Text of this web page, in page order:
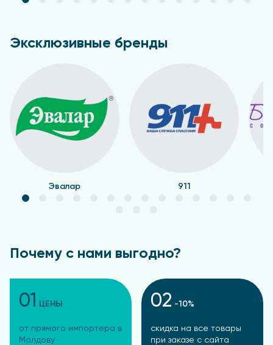
При необходимости курс приема можно повторять.
Эксклюзивные бренды
Эвалар 911
Почему с нами выгодно?
01 ЦЕНЫ
от прямого импортера в
Молдову
02 -10%
скидка на все товары
при заказе с сайта